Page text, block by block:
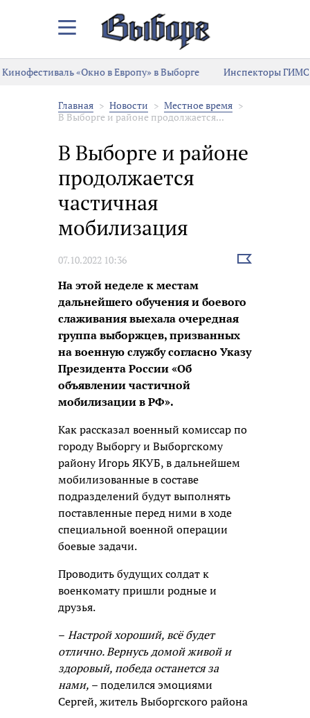
Закрыть/
меню
Кинофестиваль «Окно в Европу» в Выборге
Инспекторы ГИМС
Главная Новости
Местное время
В Выборге и районе продолжается...
В Выборге и районе
продолжается
частичная
мобилизация
07.10.2022 10:36
Выбрать
На этой неделе к местам
дальнейшего обучения и боевого
слаживания выехала очередная
группа выборжцев, призванных
на военную службу согласно Указу
Президента России «Об
объявлении частичной
мобилизации в РФ».
Как рассказал военный комиссар по
городу Выборгу и Выборгскому
району Игорь ЯКУБ, в дальнейшем
мобилизованные в составе
подразделений будут выполнять
поставленные перед ними в ходе
специальной военной операции
боевые задачи.
Проводить будущих солдат к
военкомату пришли родные и
друзья.
– Настрой хороший, всё будет
отлично. Вернусь домой живой и
здоровый, победа останется за
нами, – поделился эмоциями
Сергей, житель Выборгского района